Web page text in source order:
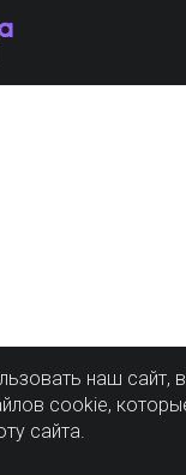
наш сайт,
cookie,
сайта.